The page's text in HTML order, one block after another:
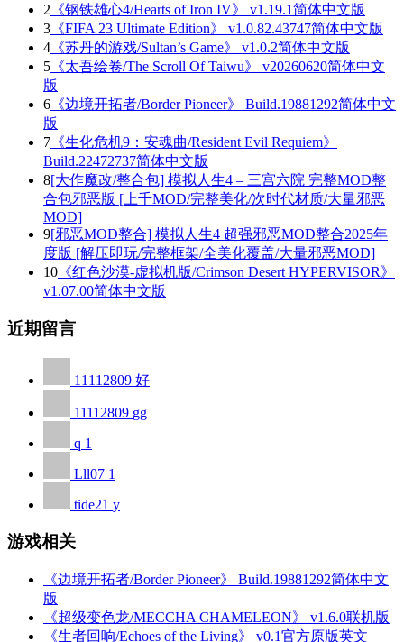
2 《钢铁雄心4/Hearts of Iron IV》 v1.19.1简体中文版
3 《FIFA 23 Ultimate Edition》 v1.0.82.43747简体中文版
4 《苏丹的游戏/Sultan’s Game》 v1.0.2简体中文版
5 《太吾绘卷/The Scroll Of Taiwu》 v20260620简体中文
版
6 《边境开拓者/Border Pioneer》 Build.19881292简体中文
版
7 《生化危机9：安魂曲/Resident Evil Requiem》
Build.22472737简体中文版
8[大作魔改/整合包] 模拟人生4 – 三宫六院 完整MOD整
合包邪恶版 [上千MOD/完整美化/次时代材质/大量邪恶
MOD]
9[邪恶MOD整合] 模拟人生4 超强邪恶MOD整合2025年
度版 [解压即玩/完整框架/全美化覆盖/大量邪恶MOD]
10 《红色沙漠-虚拟机版/Crimson Desert HYPERVISOR》
v1.07.00简体中文版
近期留言
11112809 好
11112809 gg
q 1
Lll07 1
tide21 y
游戏相关
《边境开拓者/Border Pioneer》 Build.19881292简体中文
版
《超级变色龙/MECCHA CHAMELEON》 v1.6.0联机版
《生者回响/Echoes of the Living》 v0.1官方原版英文